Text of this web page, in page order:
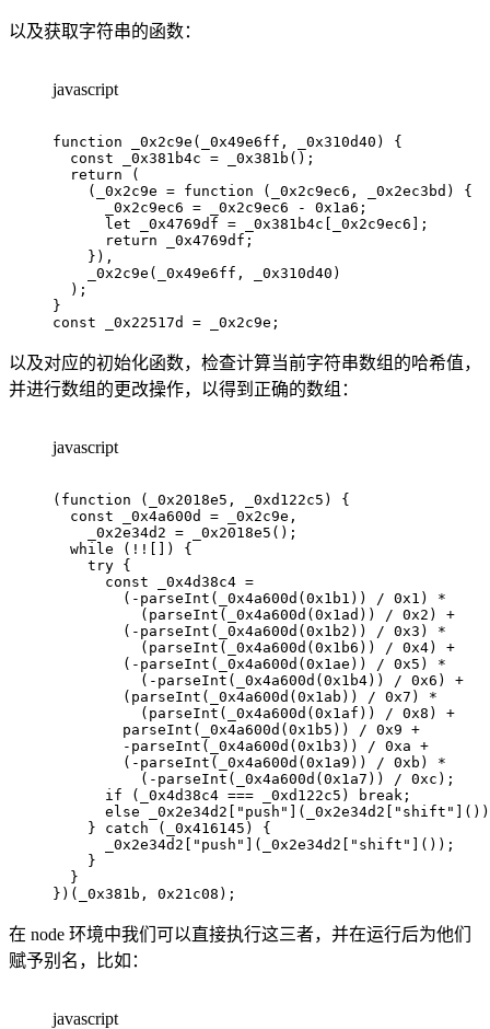
以及获取字符串的函数：
javascript
function _0x2c9e ( _0x49e6ff , _0x310d40 )
{
const _0x381b4c = _0x381b ( ) ;
return
(
(
_0x2c9e = function ( _0x2c9ec6 , _0x2ec3bd )
{
      _0x2c9ec6
= _0x2c9ec6 - 0x1a6 ;
let _0x4769df = _0x381b4c _0x2c9ec6
;
return _0x4769df ;
} ) ,
_0x2c9e ( _0x49e6ff , _0x310d40 )
) ;
}
const _0x22517d = _0x2c9e ;
以及对应的初始化函数，检查计算当前字符串数组的哈希值，
并进行数组的更改操作，以得到正确的数组：
javascript
( function ( _0x2018e5 , _0xd122c5 )
{
const _0x4a600d = _0x2c9e ,
    _0x2e34d2
= _0x2018e5 ( ) ;
while
( ! ! )
{
try {
const _0x4d38c4 =
( - parseInt ( _0x4a600d ( 0x1b1 ) ) / 0x1 )
*
( parseInt ( _0x4a600d ( 0x1ad ) ) / 0x2 )
+
( - parseInt ( _0x4a600d ( 0x1b2 ) ) / 0x3 )
*
( parseInt ( _0x4a600d ( 0x1b6 ) ) / 0x4)
+
( - parseInt ( _0x4a600d ( 0x1ae ) ) / 0x5 )
*
( - parseInt ( _0x4a600d ( 0x1b4) ) / 0x6 )
+
( parseInt ( _0x4a600d ( 0x1ab ) ) / 0x7 )
*
( parseInt ( _0x4a600d ( 0x1af ) ) / 0x8 )
+
parseInt ( _0x4a600d ( 0x1b5 ) ) / 0x9 +
- parseInt ( _0x4a600d ( 0x1b3 ) ) / 0xa +
( - parseInt ( _0x4a600d ( 0x1a9 ) ) / 0xb )
*
( - parseInt ( _0x4a600d ( 0x1a7 ) ) / 0xc ) ;
if
( _0x4d38c4 === _0xd122c5 ) break ;
else _0x2e34d2 "push" ( _0x2e34d2 "shift" ( ) )
}
catch ( _0x416145 )
{
      _0x2e34d2
"push" ( _0x2e34d2 "shift" ( ) ) ;
}
}
} ) ( _0x381b , 0x21c08 ) ;
在 node 环境中我们可以直接执行这三者，并在运行后为他们
赋予别名，比如：
javascript